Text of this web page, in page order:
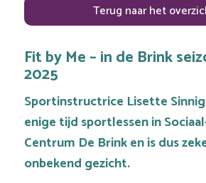
Terug naar het
Fit by Me – in de Brink
2025
Sportinstructrice Lisette
enige tijd sportlessen in
Centrum De Brink en is dus
onbekend gezicht.